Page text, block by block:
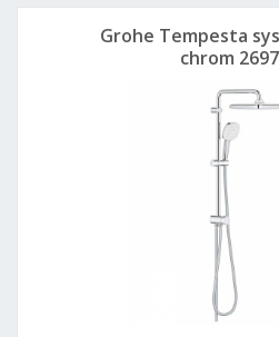
Grohe Tempesta
chrom